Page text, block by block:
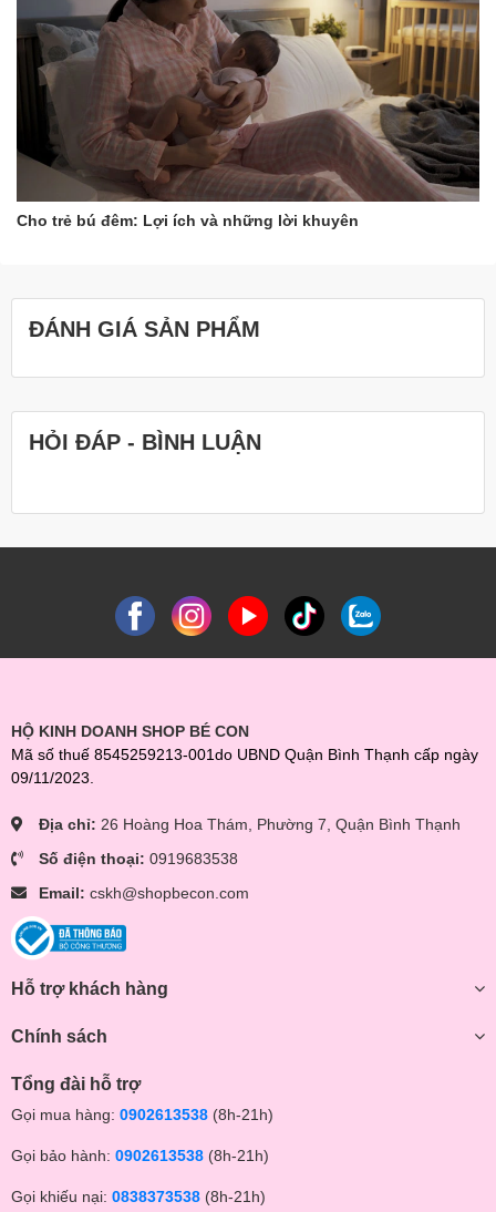
Cho trẻ bú đêm: Lợi ích và những lời khuyên
ĐÁNH GIÁ SẢN PHẨM
HỎI ĐÁP - BÌNH LUẬN
HỘ KINH DOANH SHOP BÉ CON
Mã số thuế 8545259213-001do UBND Quận Bình Thạnh cấp ngày
09/11/2023.
Địa chỉ: 26 Hoàng Hoa Thám, Phường 7, Quận Bình Thạnh
Số điện thoại: 0919683538
Email: cskh@shopbecon.com
Hỗ trợ khách hàng
Chính sách
Tổng đài hỗ trợ
Gọi mua hàng: 0902613538 (8h-21h)
Gọi bảo hành: 0902613538 (8h-21h)
Gọi khiếu nại: 0838373538 (8h-21h)